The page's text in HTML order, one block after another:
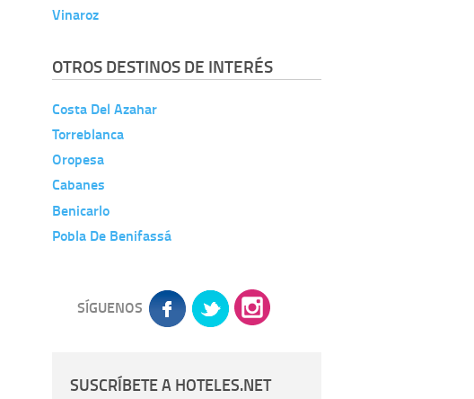
Vinaroz
OTROS DESTINOS DE INTERÉS
Costa Del Azahar
Torreblanca
Oropesa
Cabanes
Benicarlo
Pobla De Benifassá
SÍGUENOS
SUSCRÍBETE A HOTELES.NET